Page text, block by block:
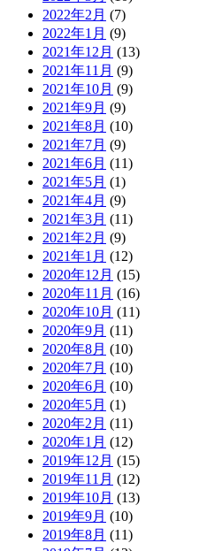
2022年2月 (7)
2022年1月 (9)
2021年12月 (13)
2021年11月 (9)
2021年10月 (9)
2021年9月 (9)
2021年8月 (10)
2021年7月 (9)
2021年6月 (11)
2021年5月 (1)
2021年4月 (9)
2021年3月 (11)
2021年2月 (9)
2021年1月 (12)
2020年12月 (15)
2020年11月 (16)
2020年10月 (11)
2020年9月 (11)
2020年8月 (10)
2020年7月 (10)
2020年6月 (10)
2020年5月 (1)
2020年2月 (11)
2020年1月 (12)
2019年12月 (15)
2019年11月 (12)
2019年10月 (13)
2019年9月 (10)
2019年8月 (11)